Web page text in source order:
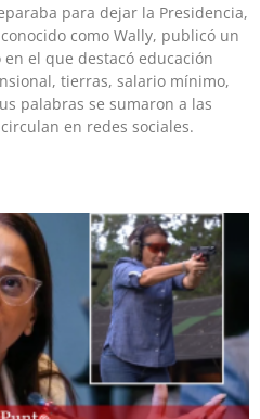
para dejar la Presidencia,
como Wally, publicó un
el que destacó educación
tierras, salario mínimo,
palabras se sumaron a las
en redes sociales.